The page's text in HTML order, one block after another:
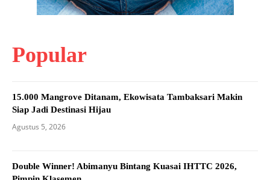
Popular
15.000 Mangrove Ditanam, Ekowisata Tambaksari Makin
Siap Jadi Destinasi Hijau
Agustus 5, 2026
Double Winner! Abimanyu Bintang Kuasai IHTTC 2026,